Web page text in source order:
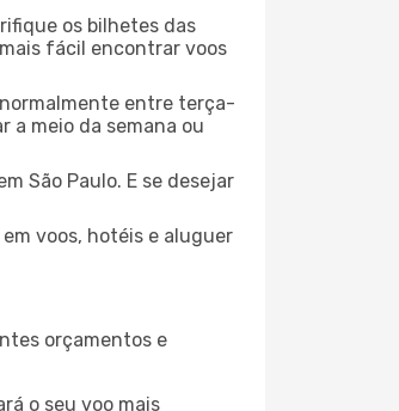
os bilhetes das
fácil encontrar voos
normalmente entre terça-
a meio da semana ou
São Paulo. E se desejar
voos, hotéis e aluguer
orçamentos e
o seu voo mais